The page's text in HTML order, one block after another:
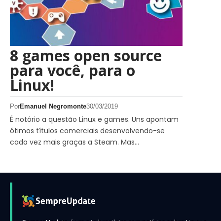
8 games open source
para você, para o
Linux!
PorEmanuel Negromonte30/03/2019
É notório a questão Linux e games. Uns apontam
ótimos títulos comerciais desenvolvendo-se
cada vez mais graças a Steam. Mas…